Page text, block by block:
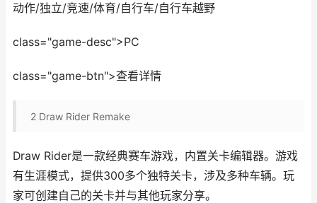
动作/独立/竞速/体育/自行车/自行车越野
class="game-desc">PC
class="game-btn">查看详情
2 Draw Rider Remake
Draw Rider是一款经典赛车游戏，内置关卡编辑器。游戏
有生涯模式，提供300多个独特关卡，涉及多种车辆。玩
家可创建自己的关卡并与其他玩家分享。